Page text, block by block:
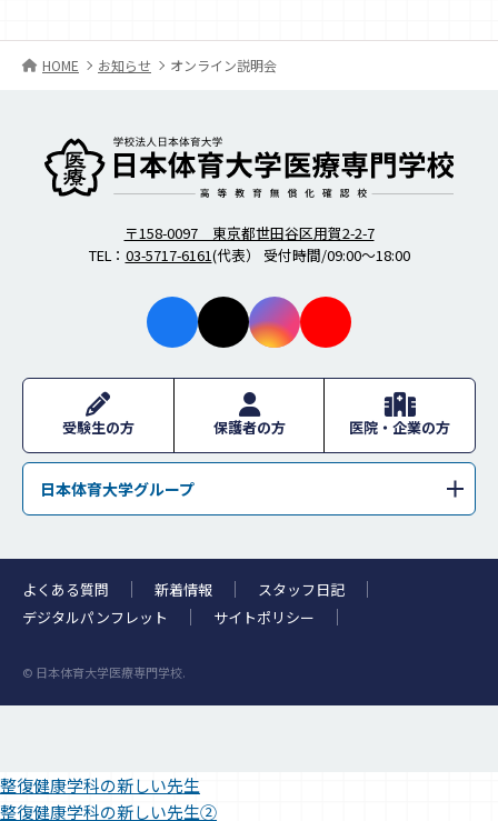
HOME お知らせ オンライン説明会
ok
am
e
〒158-0097 東京都世田谷区用賀2-2-7
TEL： 03-5717-6161(代表） 受付時間/09:00～18:00
受験生の方 保護者の方 医院・企業の方
日本体育大学グループ
日本体育大学荏原高等学校
日本体育大学桜華高等学校・日本体育大学桜華中学校
日本体育大学柏高等学校
浜松日体中学校・浜松日体高等学校
日本体育大学附属高等支援学校
よくある質問 新着情報
スタッフ日記
デジタルパンフレット
サイトポリシー
© 日本体育大学医療専門学校.
整復健康学科の新しい先生
整復健康学科の新しい先生②